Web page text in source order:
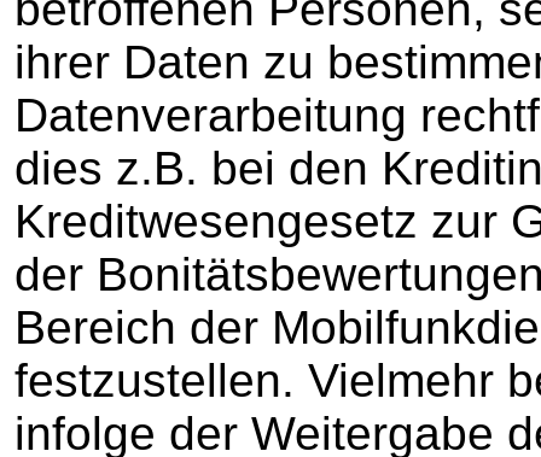
ihrer Daten zu
Datenverarbeitung
dies z.B. bei den
Kreditwesengesetz zur
der
Bereich der
festzustellen. Vielmehr
infolge der Weitergabe